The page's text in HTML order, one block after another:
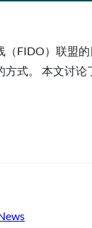
（FIDO）联盟
方式。 本文讨论